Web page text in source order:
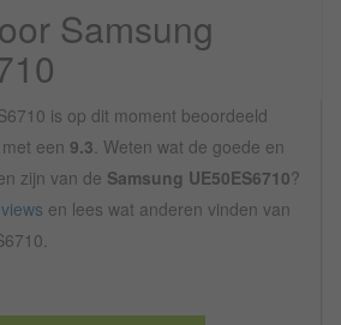
Samsung
is op dit moment beoordeeld
een 9.3 . Weten wat de goede en
zijn van de Samsung UE50ES6710?
en lees wat anderen vinden van